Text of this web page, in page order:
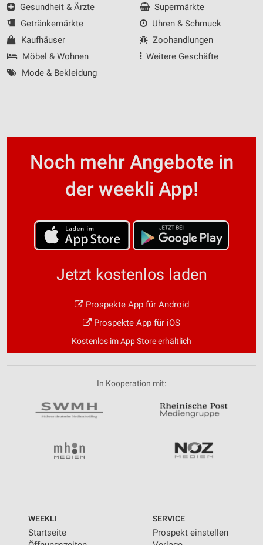
Gesundheit & Ärzte
Getränkemärkte
Kaufhäuser
Möbel & Wohnen
Mode & Bekleidung
Supermärkte
Uhren & Schmuck
Zoohandlungen
Weitere Geschäfte
Noch mehr Angebote in
der weekli App!
Jetzt kostenlos laden
Prospekte App für Android
Prospekte App für iOS
Kostenlos im App Store erhältlich
In Kooperation mit:
WEEKLI
Startseite
SERVICE
Prospekt einstellen